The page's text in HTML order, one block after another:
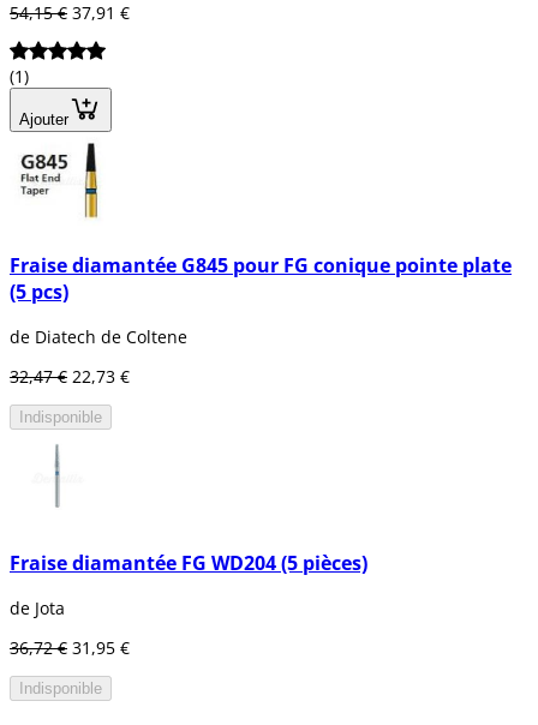
54,15 € 37,91 €
(1)
Ajouter
Fraise diamantée G845 pour FG conique pointe plate
(5 pcs)
de Diatech de Coltene
32,47 € 22,73 €
Indisponible
Fraise diamantée FG WD204 (5 pièces)
de Jota
36,72 € 31,95 €
Indisponible